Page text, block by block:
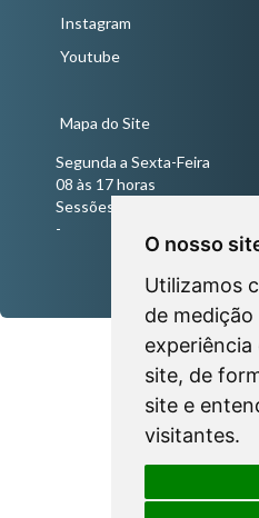
O nosso
Utilizamos
de
site, de
site e
visitantes.
Instagram
Youtube
Mapa do Site
Segunda a Sexta-Feira
08 às 17 horas
Sessões Ordinárias todas às
-